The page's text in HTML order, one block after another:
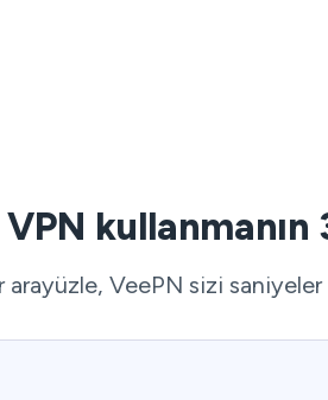
kullanmanın
arayüzle, VeePN sizi